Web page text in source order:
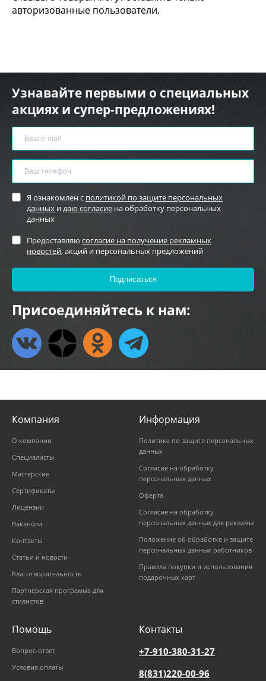
авторизованные пользователи.
Узнавайте первыми о специальных
акциях и супер-предложениях!
Я ознакомлен с политикой по защите персональных
данных идаю согласие на обработку персональных
данных
Предоставляю согласие на получение рекламных
новостей, акций и персональных предложений
Присоединяйтесь к нам:
Компания
О компании
Специалисты
Мастерские
Сертификаты
Лицензии
Вакансии
Контакты
Статьи и новости
Благотворительность
Партнерская программа для
стилистов
Информация
Политика по защите персональных
данных
Согласие на обработку
персональных данных
Оферта
Согласие на обработку
персональных данных для рекламы
Положение об обработке и защите
персональных данных работников
Правила покупки и использования
подарочных карт
Помощь
Вопрос-ответ
Условия оплаты
Контакты
+7-910-380-31-27
8(831)220-00-96